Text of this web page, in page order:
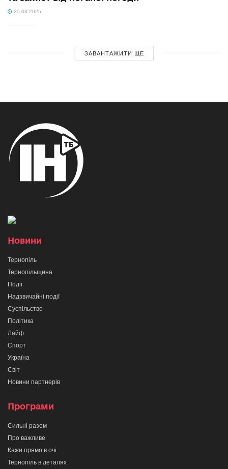
25.03.2025
ЗАВАНТАЖИТИ ЩЕ
Новини
Тернопіль
Тернопільщина
Події
Надзвичайні події
Суспільство
Політика
Лайф
Спорт
Україна
Світ
Новини партнерів
Програми
Сильні разом
Про важливе
Кажи прямо в очі
Тернопіль в деталях